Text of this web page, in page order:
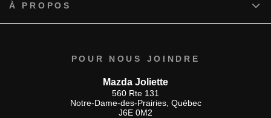
POUR NOUS JOINDRE
Mazda Joliette
560 Rte 131
Notre-Dame-des-Prairies, Québec
J6E 0M2
À PROPOS